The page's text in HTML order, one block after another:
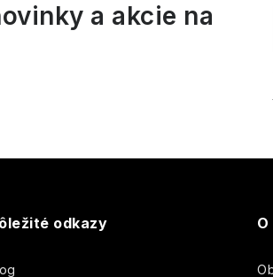
d
p
v
a akcie na
odkazy